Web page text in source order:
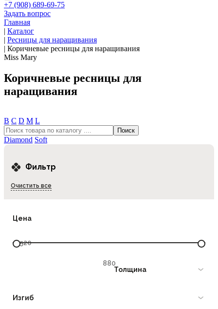
+7 (908) 689-69-75
Задать вопрос
Главная
| Каталог
| Ресницы для наращивания
| Коричневые ресницы для наращивания
Miss Mary
Коричневые ресницы для
наращивания
В С D М L
Diamond Soft
Фильтр
Очистить все
Цена
Толщина
Изгиб